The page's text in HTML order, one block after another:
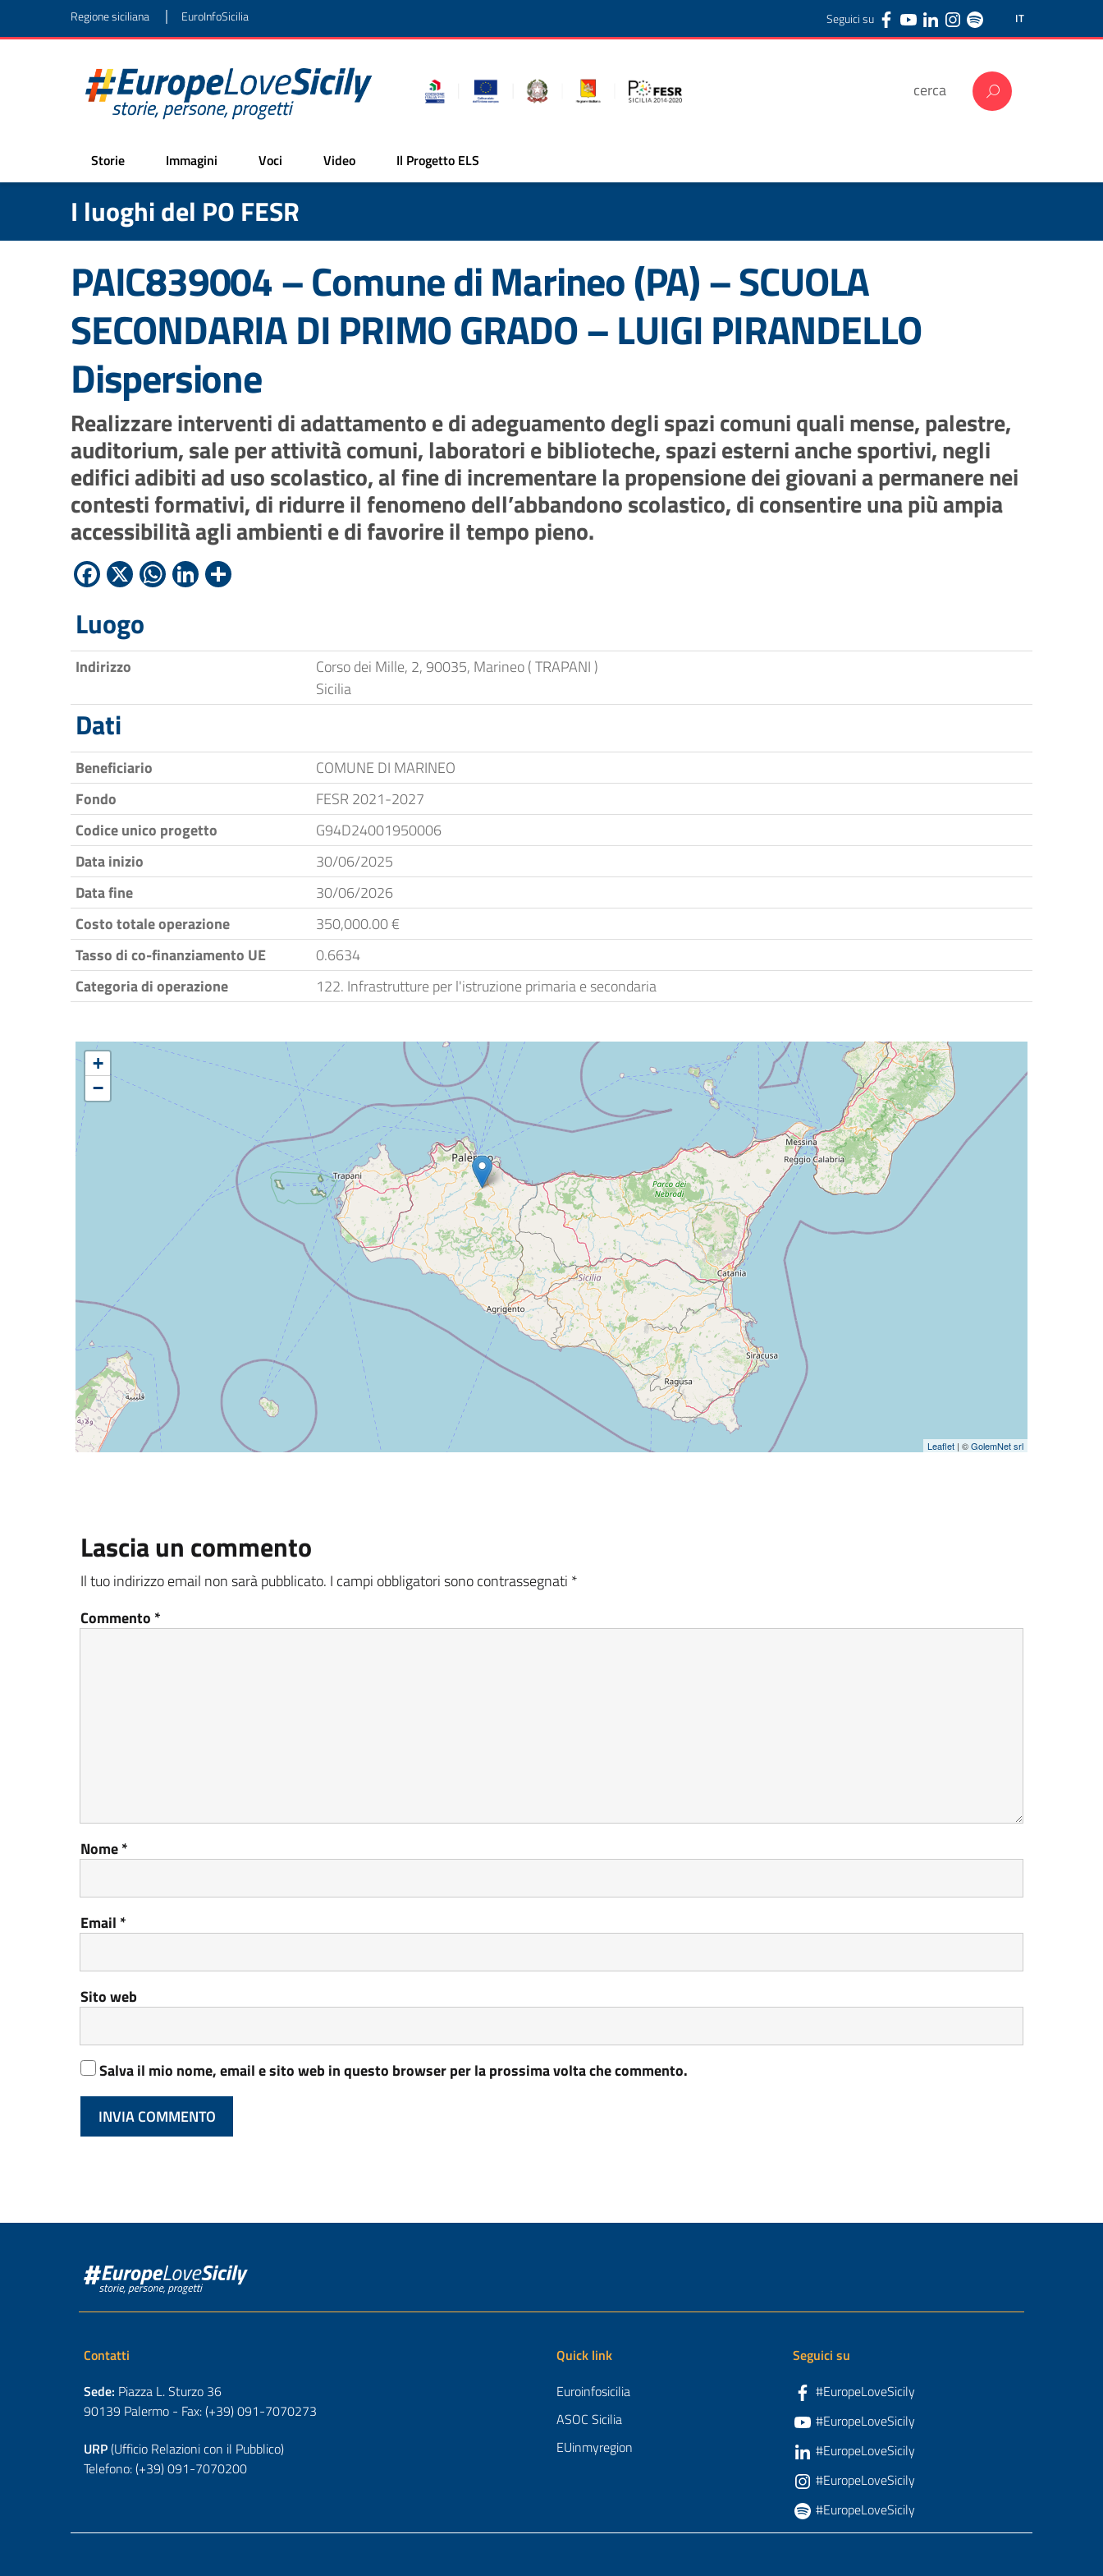
Regione siciliana | EuroInfoSicilia IT
Seguici su
Storie Immagini Voci Video Il Progetto ELS
I luoghi del PO FESR
PAIC839004 – Comune di Marineo (PA) – SCUOLA
SECONDARIA DI PRIMO GRADO – LUIGI PIRANDELLO
Dispersione
Realizzare interventi di adattamento e di adeguamento degli spazi comuni quali mense, palestre,
auditorium, sale per attività comuni, laboratori e biblioteche, spazi esterni anche sportivi, negli
edifici adibiti ad uso scolastico, al fine di incrementare la propensione dei giovani a permanere nei
contesti formativi, di ridurre il fenomeno dell’abbandono scolastico, di consentire una più ampia
accessibilità agli ambienti e di favorire il tempo pieno.
Facebook
X WhatsApp
LinkedIn
Luogo
Indirizzo
Corso dei Mille, 2, 90035, Marineo ( TRAPANI )
Sicilia
Dati
Beneficiario
COMUNE DI MARINEO
Fondo
FESR 2021-2027
Codice unico progetto
G94D24001950006
Data inizio
30/06/2025
Data fine
30/06/2026
Costo totale operazione
350,000.00 €
Tasso di co-finanziamento UE
0.6634
Categoria di operazione
122. Infrastrutture per l'istruzione primaria e secondaria
+
−
Leaflet | ©GolemNet srl
Lascia un commento
Il tuo indirizzo email non sarà pubblicato. I campi obbligatori sono contrassegnati *
Commento *
Nome*
Email *
Sito web
Salva il mio nome, email e sito web in questo browser per la prossima volta che commento.
Contatti
Sede: Piazza L. Sturzo 36
90139 Palermo - Fax: (+39) 091-7070273
URP(Ufficio Relazioni con il Pubblico)
Telefono: (+39) 091-7070200
Quick link
Euroinfosicilia
ASOC Sicilia
EUinmyregion
Seguici su
#EuropeLoveSicily
#EuropeLoveSicily
#EuropeLoveSicily
#EuropeLoveSicily
#EuropeLoveSicily